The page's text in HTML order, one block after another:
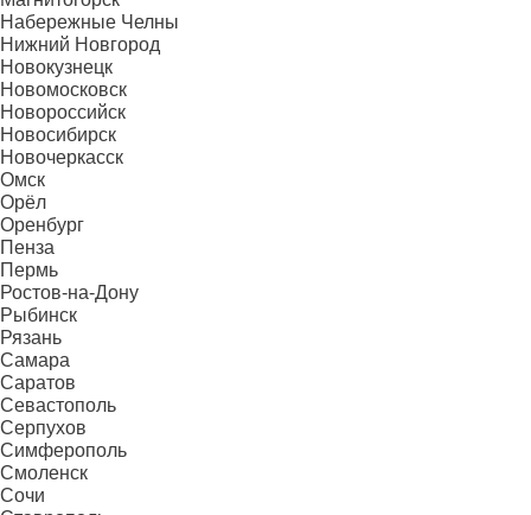
Набережные Челны
Нижний Новгород
Новокузнецк
Новомосковск
Новороссийск
Новосибирск
Новочеркасск
Омск
Орёл
Оренбург
Пенза
Пермь
Ростов-на-Дону
Рыбинск
Рязань
Самара
Саратов
Севастополь
Серпухов
Симферополь
Смоленск
Сочи